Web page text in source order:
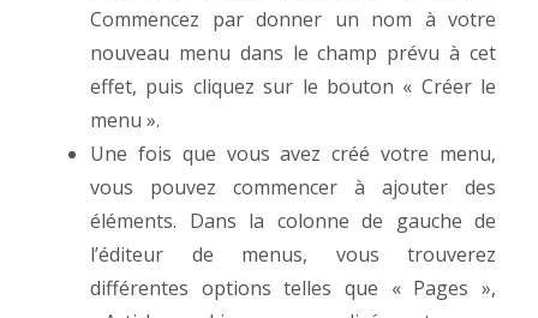
Commencez par donner un nom à votre
nouveau menu dans le champ prévu à cet
effet, puis cliquez sur le bouton « Créer le
menu ».
Une fois que vous avez créé votre menu,
vous pouvez commencer à ajouter des
éléments. Dans la colonne de gauche de
l’éditeur de menus, vous trouverez
différentes options telles que « Pages »,